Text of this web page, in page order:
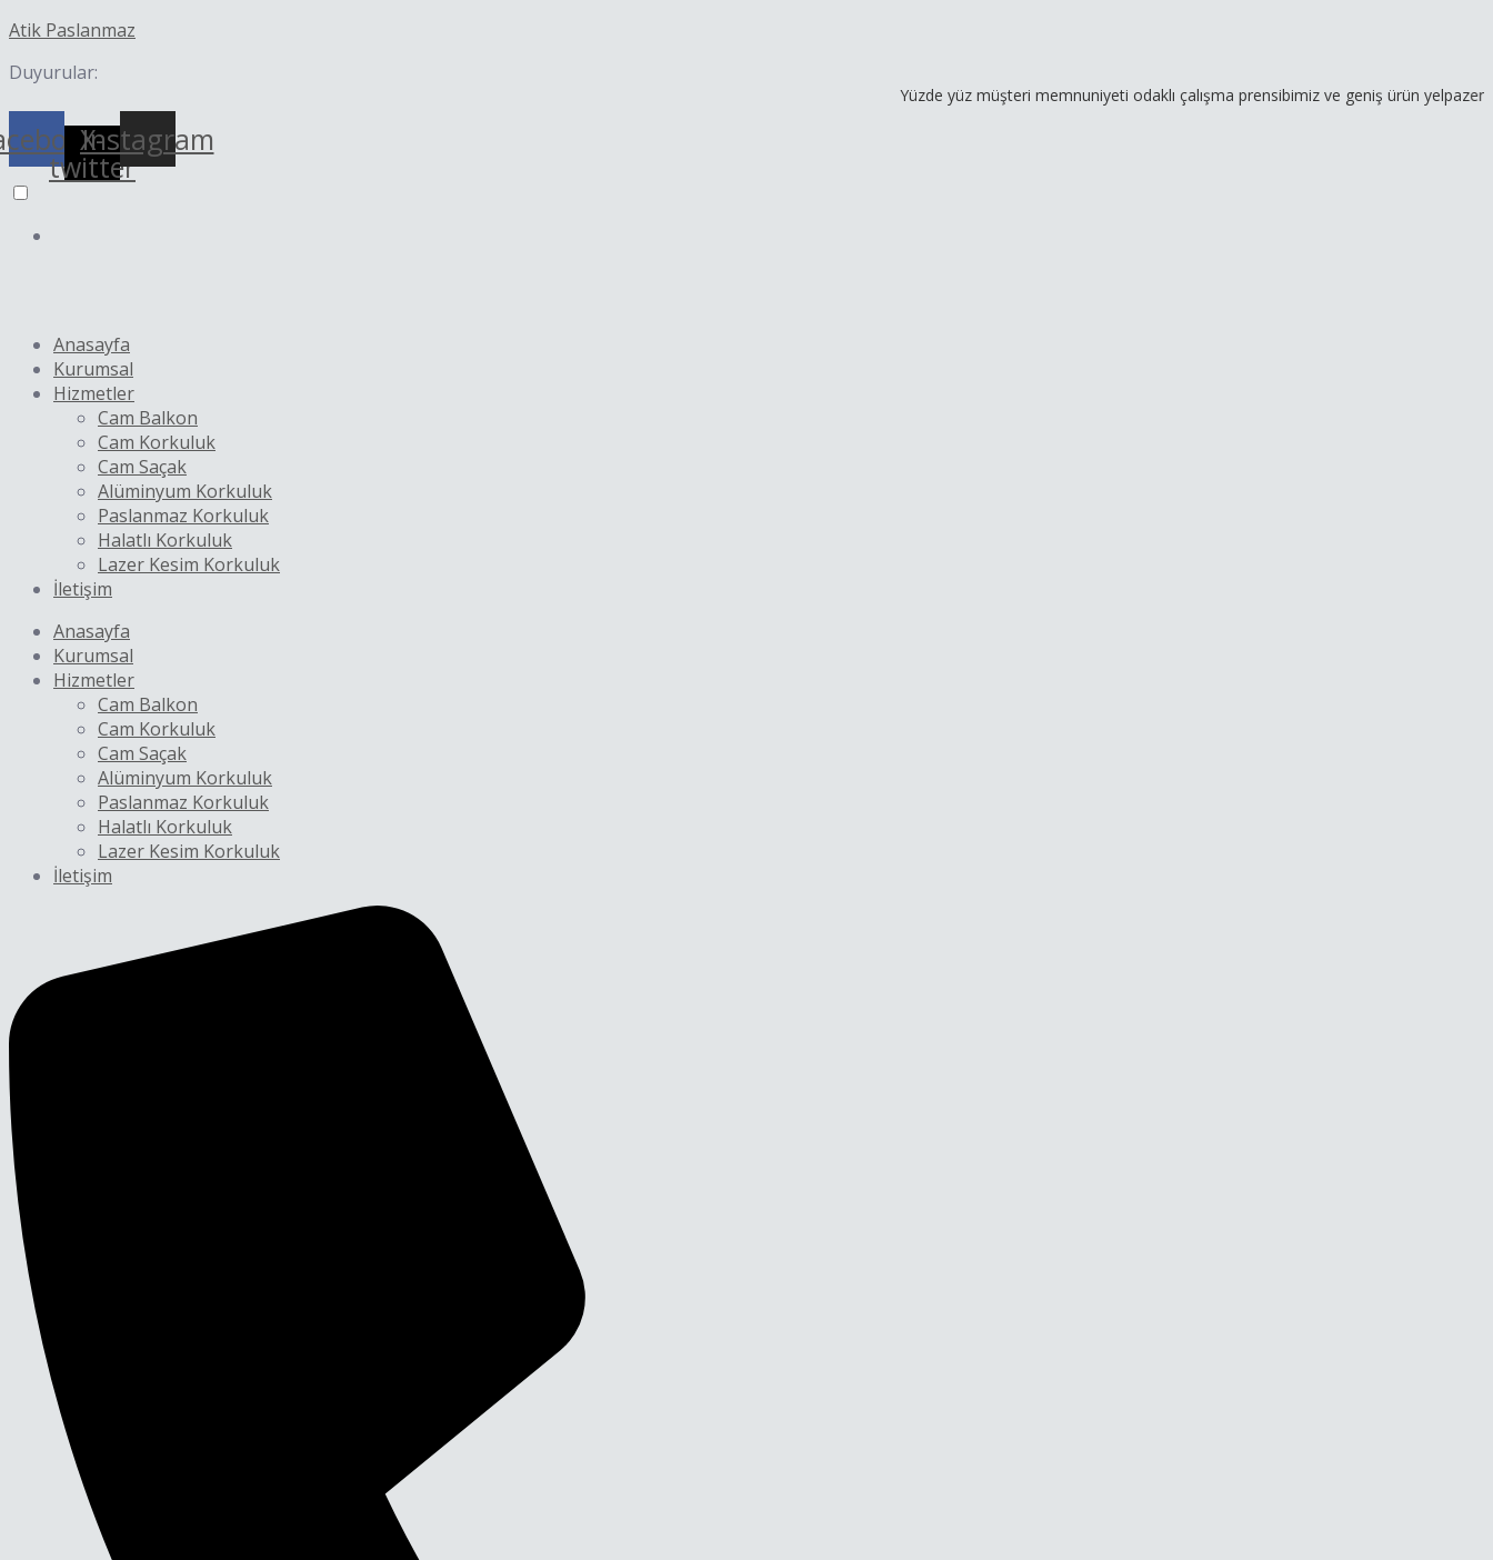
atla
Atik Paslanmaz
Duyurular:
Yüzde yüz müşteri memnuniyeti odaklı çalışma prensibimiz ve geniş ürün yelpazemizle
X-
twitter
Instagram
Anasayfa
Kurumsal
Hizmetler
Cam Balkon
Cam Korkuluk
Cam Saçak
Alüminyum Korkuluk
Paslanmaz Korkuluk
Halatlı Korkuluk
Lazer Kesim Korkuluk
İletişim
Anasayfa
Kurumsal
Hizmetler
Cam Balkon
Cam Korkuluk
Cam Saçak
Alüminyum Korkuluk
Paslanmaz Korkuluk
Halatlı Korkuluk
Lazer Kesim Korkuluk
İletişim
dolaşımı